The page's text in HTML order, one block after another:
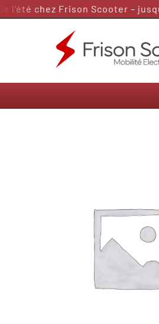
Passer
l’été chez Frison Scooter –